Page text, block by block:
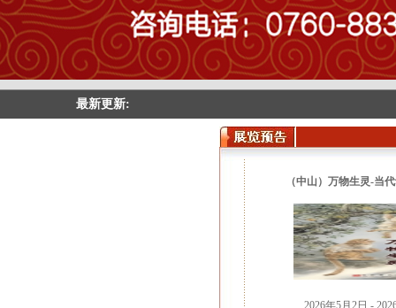
最新更新:
（中山）万物生灵-当
2026年5月2日 -